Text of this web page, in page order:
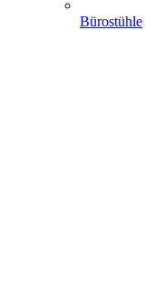
Bürostühle